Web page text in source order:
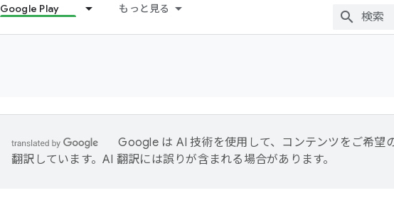
Google Play もっと見る
Google は AI 技術を使用して、コンテンツをご希望
翻訳しています。AI 翻訳には誤りが含まれる場合があります。